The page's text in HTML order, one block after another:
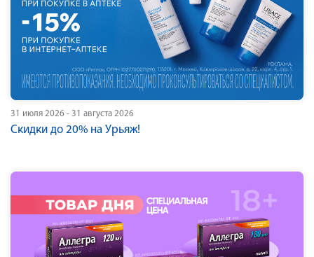
31 июля 2026 - 31 августа 2026
Скидки до 20% на Урьяж!